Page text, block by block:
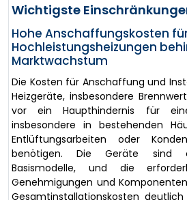
Wichtigste
Hohe Anschaffungskosten
Hochleistungsheizungen
Marktwachstum
Die Kosten für Anschaffung und
Heizgeräte, insbesondere
vor ein Haupthindernis für
insbesondere in bestehenden
Entlüftungsarbeiten oder
benötigen. Die Geräte sind
Basismodelle, und die
Genehmigungen und
Gesamtinstallationskosten